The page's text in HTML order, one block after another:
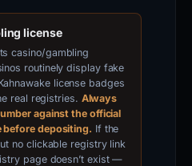
license
casino/gambling
routinely display fake
license badges
real registries. Always
against the official
before depositing. If the
no clickable registry link
page doesn’t exist —